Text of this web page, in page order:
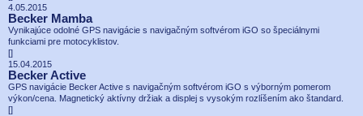
4.05.2015
Becker Mamba
Vynikajúce odolné GPS navigácie s navigačným softvérom iGO so špeciálnymi
funkciami pre motocyklistov.
[]
15.04.2015
Becker Active
GPS navigácie Becker Active s navigačným softvérom iGO s výborným pomerom
výkon/cena. Magnetický aktívny držiak a displej s vysokým rozlíšením ako štandard.
[]